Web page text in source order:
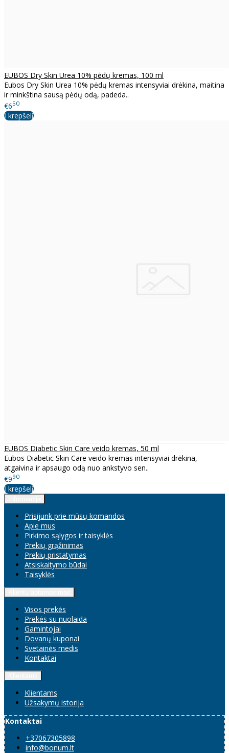
EUBOS Dry Skin Urea 10% pėdų kremas, 100 ml
Eubos Dry Skin Urea 10% pėdų kremas intensyviai drėkina, maitina
ir minkština sausą pėdų odą, padeda..
€650
Į krepšelį
EUBOS Diabetic Skin Care veido kremas, 50 ml
Eubos Diabetic Skin Care veido kremas intensyviai drėkina,
atgaivina ir apsaugo odą nuo ankstyvo sen..
€990
Į krepšelį
Prisijunk prie mūsų komandos
Apie mus
Pirkimo sąlygos ir taisyklės
Prekių grąžinimas
Prekių pristatymas
Atsiskaitymo būdai
Taisyklės
Visos prekės
Prekės su nuolaida
Gamintojai
Dovanų kuponai
Svetainės medis
Kontaktai
Klientams
Užsakymų istorija
Kontaktai
+37067305898
info@bonum.lt